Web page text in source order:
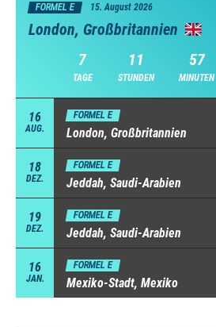
FORMEL E 15. August 2026
London, Großbritannien
7
TAGE
11
STUNDEN
57
MINUTEN
16
AUG.
FORMEL E
London, Großbritannien
18
DEZ.
FORMEL E
Jeddah, Saudi-Arabien
19
DEZ.
FORMEL E
Jeddah, Saudi-Arabien
16
JAN.
FORMEL E
Mexiko-Stadt, Mexiko